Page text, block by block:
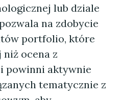
lub dziale
na zdobycie
portfolio, które
niż ocena z
powinni aktywnie
tematycznie z